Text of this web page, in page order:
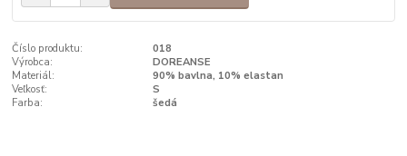
Číslo produktu:
018
Výrobca:
DOREANSE
Materiál:
90% bavlna, 10% elastan
Veľkosť:
S
Farba:
šedá